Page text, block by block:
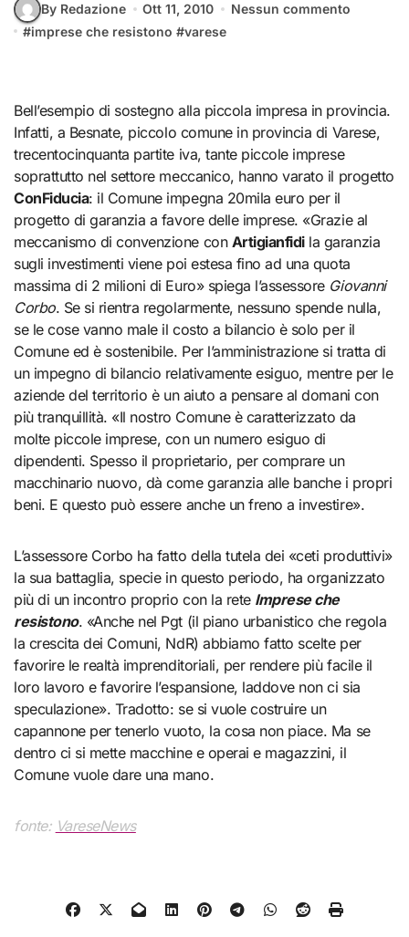
By Redazione Ott 11, 2010
Nessun commento
#imprese che resistono #varese
Bell’esempio di sostegno alla piccola impresa in provincia.
Infatti, a Besnate, piccolo comune in provincia di Varese,
trecentocinquanta partite iva, tante piccole imprese
soprattutto nel settore meccanico, hanno varato il progetto
ConFiducia: il Comune impegna 20mila euro per il
progetto di garanzia a favore delle imprese. «Grazie al
meccanismo di convenzione con Artigianfidila garanzia
sugli investimenti viene poi estesa fino ad una quota
massima di 2 milioni di Euro» spiega l’assessore Giovanni
Corbo. Se si rientra regolarmente, nessuno spende nulla,
se le cose vanno male il costo a bilancio è solo per il
Comune ed è sostenibile. Per l’amministrazione si tratta di
un impegno di bilancio relativamente esiguo, mentre per le
aziende del territorio è un aiuto a pensare al domani con
più tranquillità. «Il nostro Comune è caratterizzato da
molte piccole imprese, con un numero esiguo di
dipendenti. Spesso il proprietario, per comprare un
macchinario nuovo, dà come garanzia alle banche i propri
beni. E questo può essere anche un freno a investire».
L’assessore Corbo ha fatto della tutela dei «ceti produttivi»
la sua battaglia, specie in questo periodo, ha organizzato
più di un incontro proprio con la rete Imprese che
resistono. «Anche nel Pgt (il piano urbanistico che regola
la crescita dei Comuni, NdR) abbiamo fatto scelte per
favorire le realtà imprenditoriali, per rendere più facile il
loro lavoro e favorire l’espansione, laddove non ci sia
speculazione». Tradotto: se si vuole costruire un
capannone per tenerlo vuoto, la cosa non piace. Ma se
dentro ci si mette macchine e operai e magazzini, il
Comune vuole dare una mano.
fonte: VareseNews